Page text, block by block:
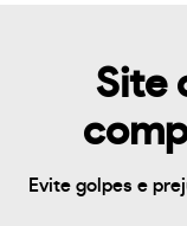
Site
Evite golpes e